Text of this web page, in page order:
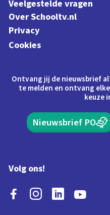
Veelgestelde vragen
Over Schooltv.nl
Privacy
Cookies
Ontvang jij de nieuwsbrief
te melden en ontvang
keuze
Nieuwsbrief PO
Volg ons!